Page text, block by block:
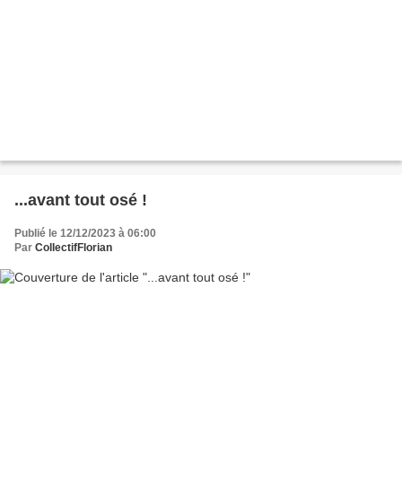
...avant tout osé !
Publié le 12/12/2023 à 06:00
Par CollectifFlorian